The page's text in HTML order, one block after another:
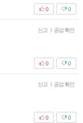
0
0
신고 공감 확인
0
0
신고 공감 확인
0
0